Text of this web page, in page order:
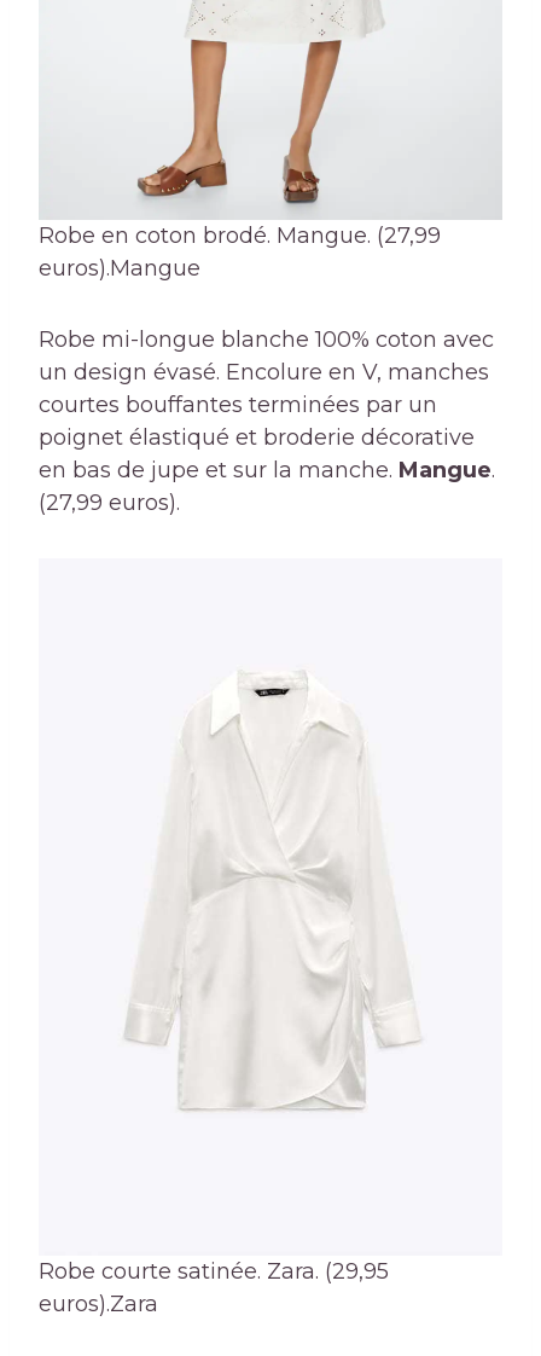
Robe en coton brodé. Mangue. (27,99
euros).Mangue
Robe mi-longue blanche 100% coton avec
un design évasé. Encolure en V, manches
courtes bouffantes terminées par un
poignet élastiqué et broderie décorative
en bas de jupe et sur la manche. Mangue.
(27,99 euros).
Robe courte satinée. Zara. (29,95
euros).Zara